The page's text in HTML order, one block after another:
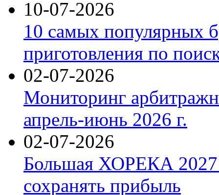
10-07-2026
10 самых популярных
приготовления по
02-07-2026
Мониторинг
апрель-июнь 2026 г.
02-07-2026
Большая ХОРЕКА 2027:
сохранять прибыль